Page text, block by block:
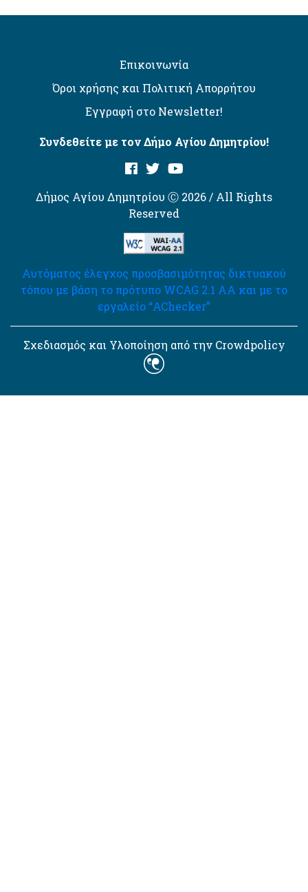
Επικοινωνία
Όροι χρήσης και Πολιτική Απορρήτου
Εγγραφή στο Newsletter!
Συνδεθείτε με τον Δήμο Αγίου Δημητρίου!
Δήμος Αγίου Δημητρίου Ⓒ 2026 / All Rights
Reserved
Αυτόματος έλεγχος προσβασιμότητας δικτυακού
τόπου με βάση το πρότυπο WCAG 2.1 AA και με το
εργαλείο “AChecker”
Σχεδιασμός και Υλοποίηση από την Crowdpolicy